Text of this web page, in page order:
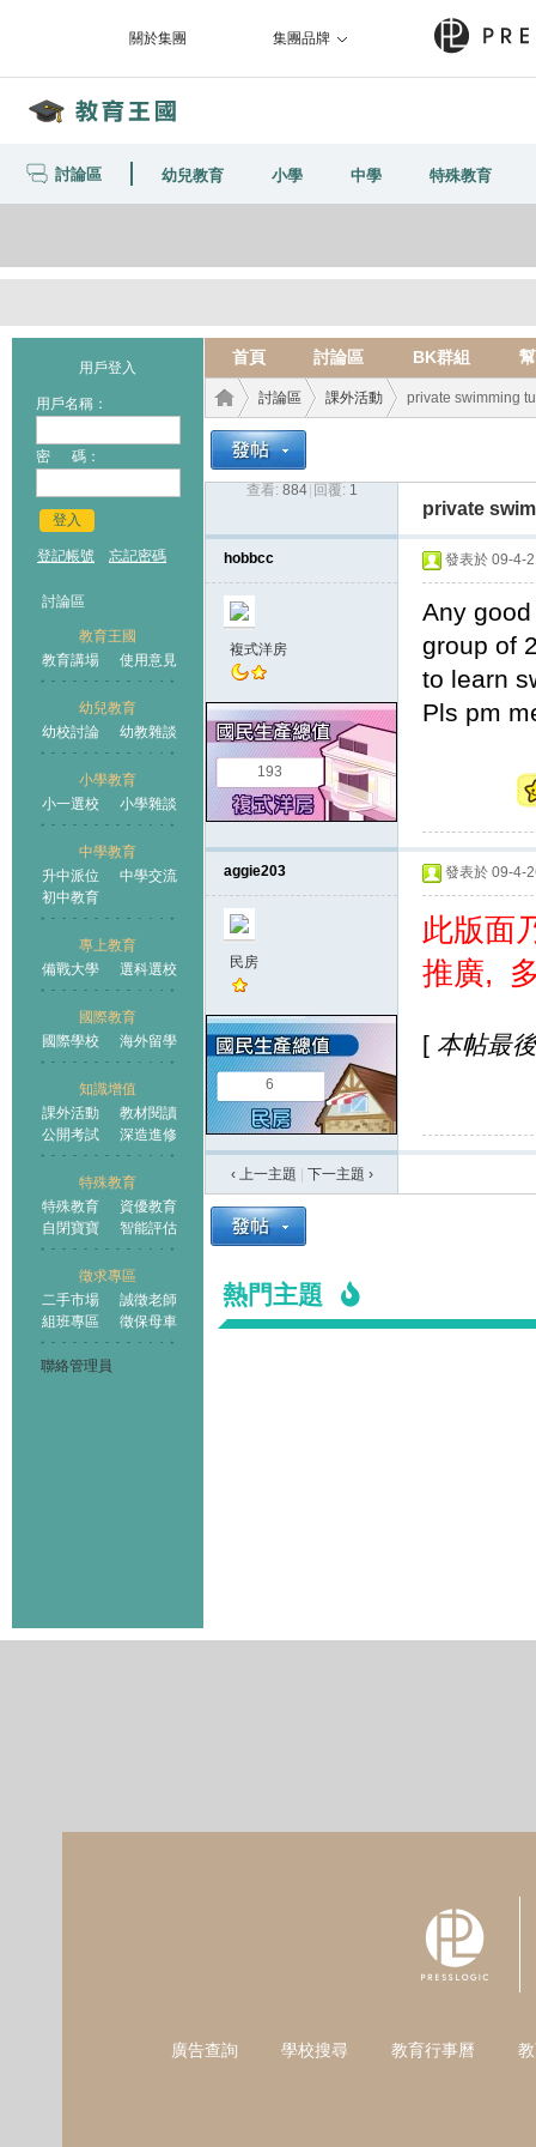
關於集團 集團品牌
討論區 幼兒教育 小學 中學 特殊教育
用戶登入
用戶名稱：
密 碼：
登入
登記帳號 忘記密碼
討論區
教育王國
教育講場
使用意見
幼兒教育
幼校討論
幼教雜談
小學教育
小一選校
小學雜談
中學教育
升中派位
中學交流
初中教育
專上教育
備戰大學
選科選校
國際教育
國際學校
海外留學
知識增值
課外活動
教材閱讀
公開考試
深造進修
特殊教育
特殊教育
資優教育
自閉寶寶
智能評估
徵求專區
二手市場
誠徵老師
組班專區
徵保母車
聯絡管理員
首頁 討論區 BK群組
王國
討論區
›
課外活動 private swimming
查看: 884 回覆: 1
private
hobbcc
複式洋房
193
發表於 09-4-
Any
group of
to learn
Pls pm
aggie203
民房
6
發表於 09-4-
此版面
推廣,
[ 本帖最
‹ 上一主題 下一主題 ›
熱門主題
廣告查詢 學校搜尋 教育行事曆